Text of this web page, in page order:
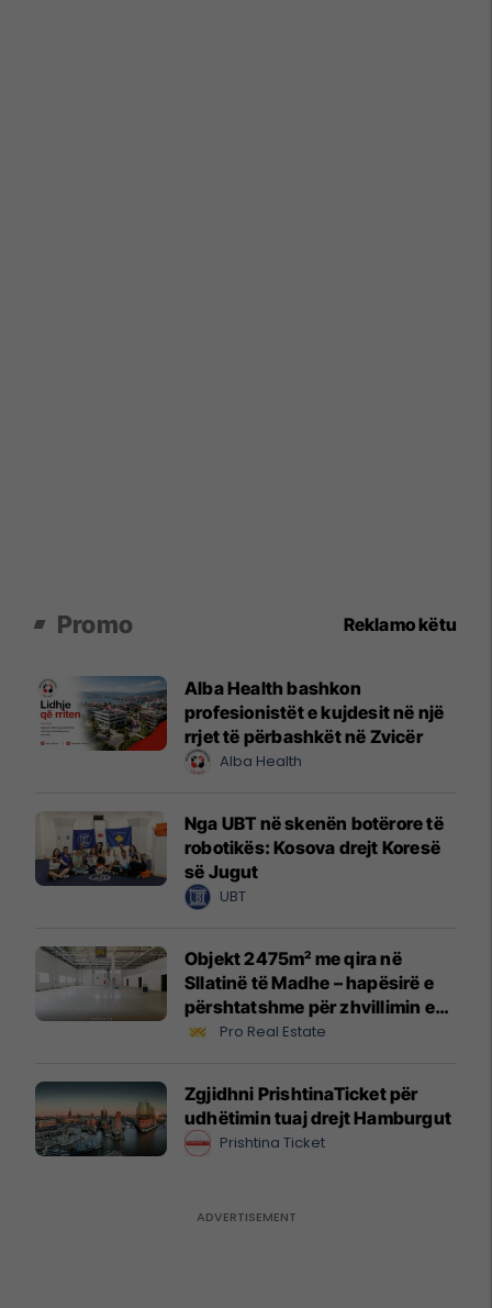
Promo Reklamo këtu
Alba Health bashkon
profesionistët e kujdesit në një
rrjet të përbashkët në Zvicër
Alba Health
Nga UBT në skenën botërore të
robotikës: Kosova drejt Koresë
së Jugut
UBT
Objekt 2475m² me qira në
Sllatinë të Madhe – hapësirë e
përshtatshme për zhvillimin e
biznesit #16068
Pro Real Estate
Zgjidhni PrishtinaTicket për
udhëtimin tuaj drejt Hamburgut
Prishtina Ticket